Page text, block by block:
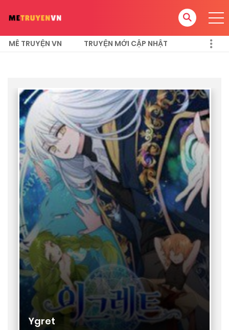
MÊ TRUYỆN VN TRUYỆN MỚI CẬP NHẬT
Ygret